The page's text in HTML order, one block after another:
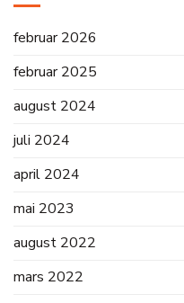
februar 2026
februar 2025
august 2024
juli 2024
april 2024
mai 2023
august 2022
mars 2022